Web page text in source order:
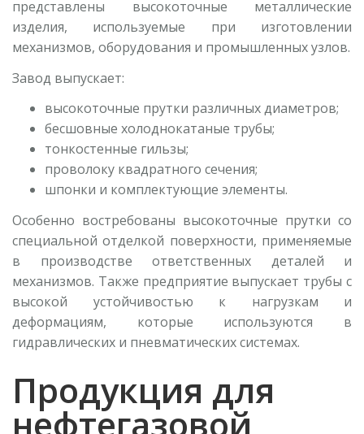
представлены высокоточные металлические
изделия, используемые при изготовлении
механизмов, оборудования и промышленных узлов.
Завод выпускает:
высокоточные прутки различных диаметров;
бесшовные холоднокатаные трубы;
тонкостенные гильзы;
проволоку квадратного сечения;
шпонки и комплектующие элементы.
Особенно востребованы высокоточные прутки со
специальной отделкой поверхности, применяемые
в производстве ответственных деталей и
механизмов. Также предприятие выпускает трубы с
высокой устойчивостью к нагрузкам и
деформациям, которые используются в
гидравлических и пневматических системах.
Продукция для
нефтегазовой